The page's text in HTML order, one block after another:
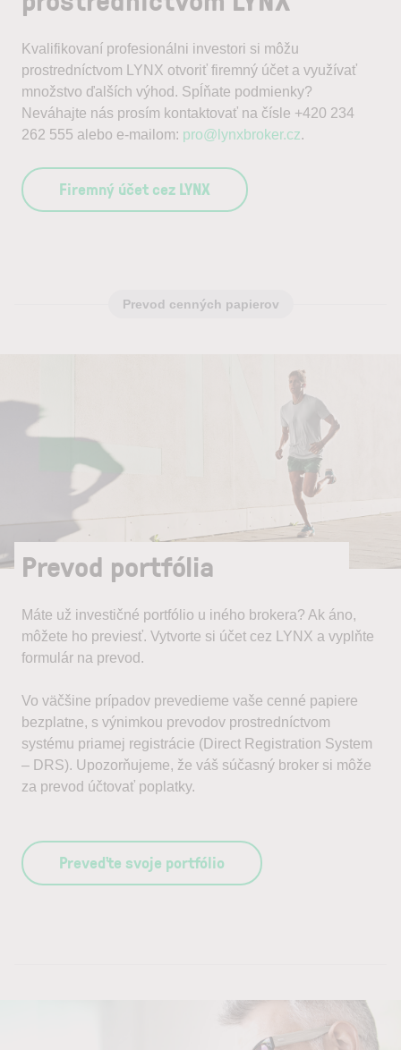
Kvalifikovaní profesionálni investori si môžu
prostredníctvom LYNX otvoriť firemný účet a využívať
množstvo ďalších výhod. Spĺňate podmienky?
Neváhajte nás prosím kontaktovať na čísle +420 234
262 555 alebo e-mailom: pro@lynxbroker.cz.
Firemný účet cez LYNX
Prevod cenných papierov
Prevod portfólia
Máte už investičné portfólio u iného brokera? Ak áno,
môžete ho previesť. Vytvorte si účet cez LYNX a vyplňte
formulár na prevod.
Vo väčšine prípadov prevedieme vaše cenné papiere
bezplatne, s výnimkou prevodov prostredníctvom
systému priamej registrácie (Direct Registration System
– DRS). Upozorňujeme, že váš súčasný broker si môže
za prevod účtovať poplatky.
Preveďte svoje portfólio